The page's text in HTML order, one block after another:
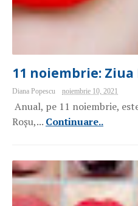
11 noiembrie: Ziua
Diana Popescu noiembrie 10, 2021
Anual, pe 11 noiembrie,
Roșu,... Continuare..